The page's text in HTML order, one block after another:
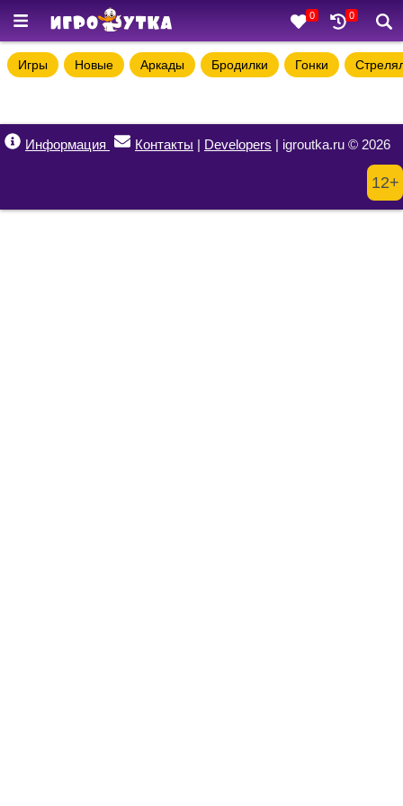
0 0
Игры Новые Аркады Бродилки Гонки
Информация Контакты | Developers | igroutka.ru © 2026
12+